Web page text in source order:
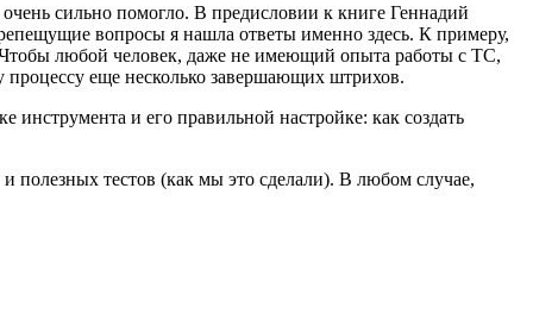
сильно помогло. В предисловии к книге Геннадий
вопросы я нашла ответы именно здесь. К примеру,
любой человек, даже не имеющий опыта работы с ТС,
еще несколько завершающих штрихов.
и его правильной настройке: как создать
полезных тестов (как мы это сделали). В любом случае,